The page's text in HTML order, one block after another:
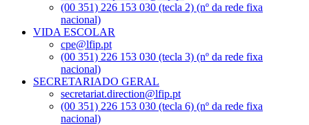
(00 351) 226 153 030 (tecla 2) (nº da rede fixa
nacional)
VIDA ESCOLAR
cpe@lfip.pt
(00 351) 226 153 030 (tecla 3) (nº da rede fixa
nacional)
SECRETARIADO GERAL
secretariat.direction@lfip.pt
(00 351) 226 153 030 (tecla 6) (nº da rede fixa
nacional)